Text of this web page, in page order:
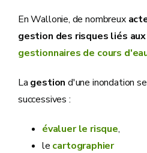
En Wallonie, de nombreux
gestion des risques liés
gestionnaires de cours
La gestiond'une inondation
successives :
évaluer le risque,
le cartographier